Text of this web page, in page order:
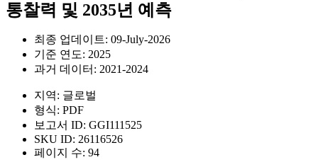
통찰력 및 2035년 예측
최종 업데이트: 09-July-2026
기준 연도: 2025
과거 데이터: 2021-2024
지역: 글로벌
형식: PDF
보고서 ID: GGI111525
SKU ID: 26116526
페이지 수: 94